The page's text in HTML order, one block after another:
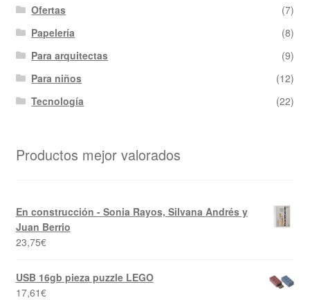
Ofertas
(7)
Papelería
(8)
Para arquitectas
(9)
Para niños
(12)
Tecnología
(22)
Productos mejor valorados
En construcción - Sonia Rayos, Silvana Andrés y
Juan Berrio
23,75€
USB 16gb pieza puzzle LEGO
17,61€